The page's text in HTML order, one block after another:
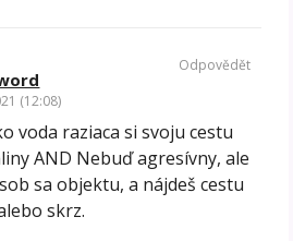
(12:08)
voda raziaca si svoju cestu
AND Nebuď agresívny, ale
sa objektu, a nájdeš cestu
skrz.
Odpovědět